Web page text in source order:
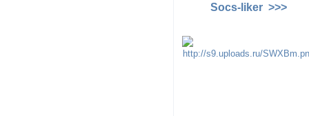
Socs-liker >>>